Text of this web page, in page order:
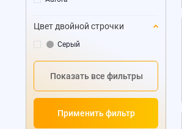
Цвет двойной строчки
Серый
Показать все фильтры
Применить фильтр